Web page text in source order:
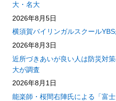
大・名大
2026年8月5日
横須賀バイリンガルスクール
2026年8月3日
近所づきあいが良い人は防災対
大が調査
2026年8月1日
能楽師・桜間右陣氏による「富